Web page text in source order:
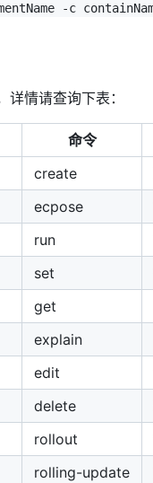
情请查询下表：
命令
create
ecpose
run
set
get
explain
edit
delete
rollout
rolling-update